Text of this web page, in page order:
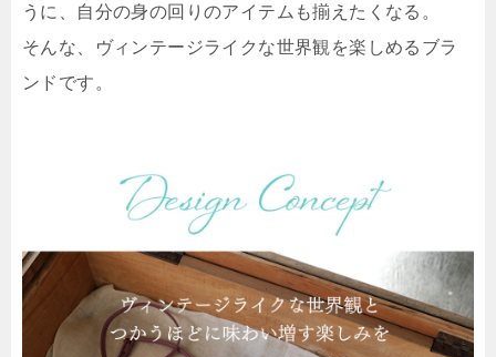
うに、自分の身の回りのアイテムも揃えたくなる。
そんな、ヴィンテージライクな世界観を楽しめるブラ
ンドです。